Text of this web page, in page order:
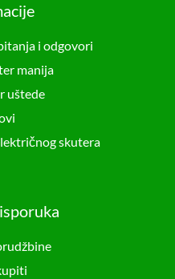
i odgovori
manija
uštede
skutera